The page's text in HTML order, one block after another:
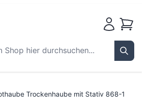
hier durchsuchen...
Trockenhaube mit Stativ 868-1